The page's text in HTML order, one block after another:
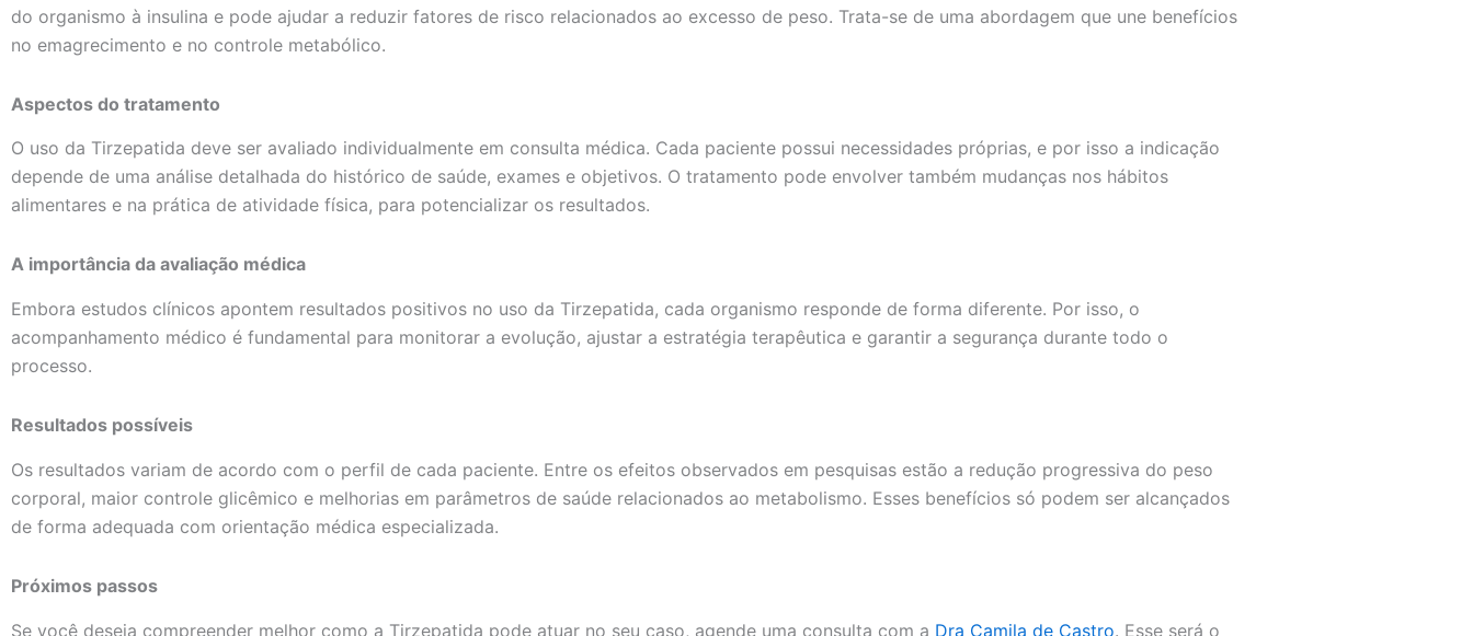
do organismo à insulina e pode ajudar a reduzir fatores de risco relacionados ao excesso de peso. Trata-se de uma abordagem que une benefícios
no emagrecimento e no controle metabólico.
Aspectos do tratamento
O uso da Tirzepatida deve ser avaliado individualmente em consulta médica. Cada paciente possui necessidades próprias, e por isso a indicação
depende de uma análise detalhada do histórico de saúde, exames e objetivos. O tratamento pode envolver também mudanças nos hábitos
alimentares e na prática de atividade física, para potencializar os resultados.
A importância da avaliação médica
Embora estudos clínicos apontem resultados positivos no uso da Tirzepatida, cada organismo responde de forma diferente. Por isso, o
acompanhamento médico é fundamental para monitorar a evolução, ajustar a estratégia terapêutica e garantir a segurança durante todo o
processo.
Resultados possíveis
Os resultados variam de acordo com o perfil de cada paciente. Entre os efeitos observados em pesquisas estão a redução progressiva do peso
corporal, maior controle glicêmico e melhorias em parâmetros de saúde relacionados ao metabolismo. Esses benefícios só podem ser alcançados
de forma adequada com orientação médica especializada.
Próximos passos
Se você deseja compreender melhor como a Tirzepatida pode atuar no seu caso, agende uma consulta com a Dra Camila de Castro. Esse será o